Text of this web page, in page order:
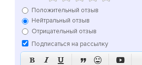
Положительный отзыв
Нейтральный отзыв
Отрицательный отзыв
Подписаться на рассылку
     